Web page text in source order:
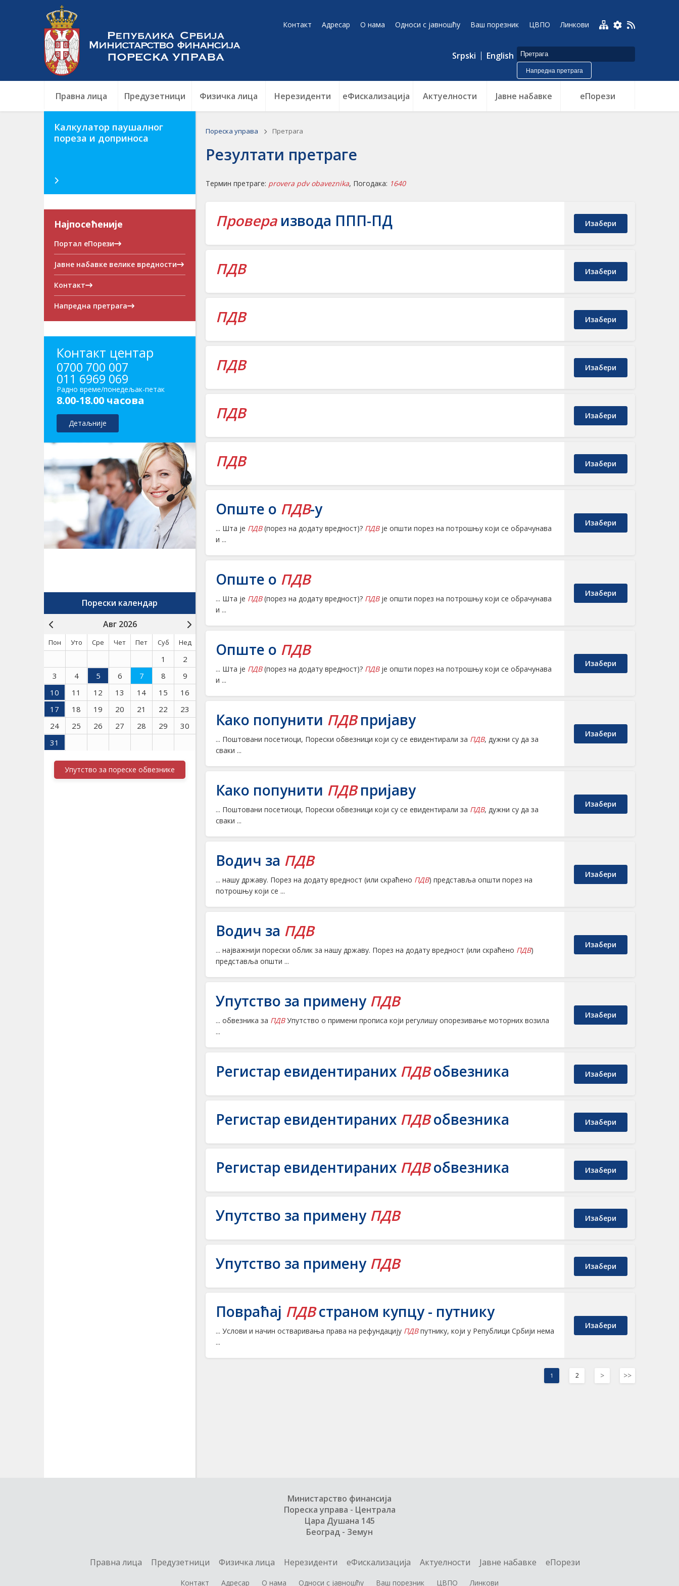
Контакт Адресар О нама Односи с јавношћу Ваш порезник ЦВПО Линкови
Srpski English
Напредна претрага
Правна лица Предузетници Физичка лица Нерезиденти еФискализација Актуелности Jавне набавке еПорези
Калкулатор паушалног
пореза и доприноса
Најпосећеније
Портал еПорези
Јавне набавке велике вредности
Контакт
Напредна претрага
Контакт центар
0700 700 007
011 6969 069
Радно време/понедељак-петак
8.00-18.00 часова
Детаљније
Порески календар
Авг 2026
Пон Уто Сре Чет Пет Суб Нед
1
2
3
4 5 6 7 8
9
10
11 12 13 14 15
16
17
18 19 20 21 22
23
24
25 26 27 28 29
30
31
Упутство за пореске обвезнике
Пореска управа Претрага
Резултати претраге
Термин претраге: provera pdv obaveznika, Погодака: 1640
Провераизвода ППП-ПД Изабери
ПДВ Изабери
ПДВ Изабери
ПДВ Изабери
ПДВ Изабери
ПДВ Изабери
Опште о ПДВ-у
... Шта је ПДВ(порез на додату вредност)? ПДВје општи порез на потрошњу који се обрачунава
и ...
Изабери
Опште о ПДВ
... Шта је ПДВ(порез на додату вредност)? ПДВје општи порез на потрошњу који се обрачунава
и ...
Изабери
Опште о ПДВ
... Шта је ПДВ(порез на додату вредност)? ПДВје општи порез на потрошњу који се обрачунава
и ...
Изабери
Како попунити ПДВпријаву
... Поштовани посетиоци, Порески обвезници који су се евидентирали за ПДВ, дужни су да за
сваки ...
Изабери
Како попунити ПДВпријаву
... Поштовани посетиоци, Порески обвезници који су се евидентирали за ПДВ, дужни су да за
сваки ...
Изабери
Водич за ПДВ
... нашу државу. Порез на додату вредност (или скраћено ПДВ) представља општи порез на
потрошњу који се ...
Изабери
Водич за ПДВ
... најважнији порески облик за нашу државу. Порез на додату вредност (или скраћено ПДВ)
представља општи ...
Изабери
Упутство за примену ПДВ
... обвезника за ПДВУпутство о примени прописа који регулишу опорезивање моторних возила
...
Изабери
Регистар евидентираних ПДВобвезника Изабери
Регистар евидентираних ПДВобвезника Изабери
Регистар евидентираних ПДВобвезника Изабери
Упутство за примену ПДВ Изабери
Упутство за примену ПДВ Изабери
Повраћај ПДВстраном купцу - путнику
... Услови и начин остваривања права на рефундацију ПДВпутнику, који у Републици Србији нема
...
Изабери
1 2 > >>
Министарство финансија
Пореска управа - Централа
Цара Душана 145
Београд - Земун
Правна лица Предузетници Физичка лица Нерезиденти еФискализација Актуелности Jавне набавке еПорези
Контакт Адресар О нама Односи с јавношћу Ваш порезник ЦВПО Линкови